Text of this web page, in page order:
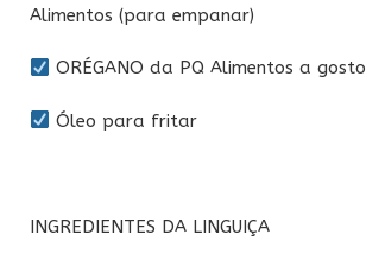
Alimentos (para empanar)
ORÉGANO da PQ Alimentos a gosto
Óleo para fritar
INGREDIENTES DA LINGUIÇA